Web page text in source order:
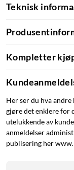
Teknisk
Kompletter
Her ser du hva
gjøre det enklere for
utelukkende av
anmeldelser
publisering her